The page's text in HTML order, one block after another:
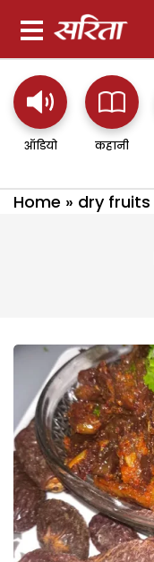
ऑडियो कहानी
Home » dry fruits